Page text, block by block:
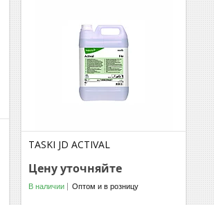
TASKI JD ACTIVAL
Цену уточняйте
В наличии Оптом и в розницу